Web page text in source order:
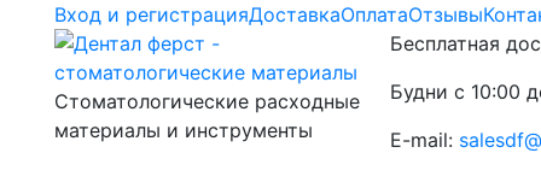
Вход и регистрацияДоставкаОплатаОтзывы
Стоматологические расходные
материалы и инструменты
Бесплатная
Будни с 10:00
E-mail: